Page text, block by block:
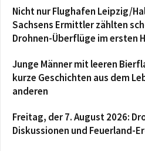
Nicht nur Flughafen Leipzig/
Sachsens Ermittler zählten
Drohnen-Überflüge im ersten
Junge Männer mit leeren
kurze Geschichten aus dem
anderen
Freitag, der 7. August 2026:
Diskussionen und Feuerland-